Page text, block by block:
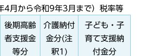
4月から令和9年3月まで）税率等
後期高齢
者支援金
等分
介護納付
金分(注
釈1)
子ども・子
育て支援納
付金分